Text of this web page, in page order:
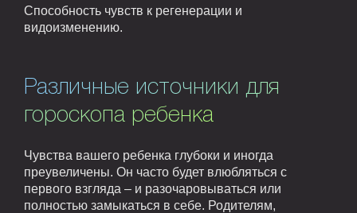
Способность чувств к регенерации и
видоизменению.
Различные источники для
гороскопа ребенка
Чувства вашего ребенка глубоки и иногда
преувеличены. Он часто будет влюбляться с
первого взгляда – и разочаровываться или
полностью замыкаться в себе. Родителям,